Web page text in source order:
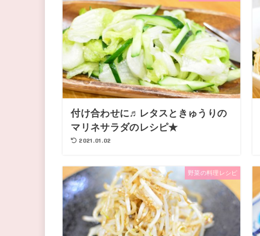
付け合わせに♬レタスときゅうりの
マリネサラダのレシピ★
2021.01.02
野菜の料理レシピ